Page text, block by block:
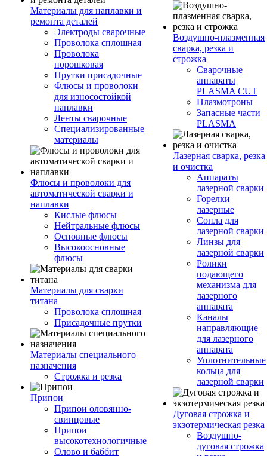
Материалы для наплавки и
ремонта деталей
Электроды сварочные
Проволока сплошная
Проволока
порошковая
Прутки присадочные
Флюсы и проволоки
для износостойкой
наплавки
Ленты сварочные
Специализированные
материалы
Флюсы и проволоки для
автоматической сварки и
наплавки
Кислые флюсы
Нейтральные флюсы
Основные флюсы
Высокоосновные
флюсы
Материалы для сварки
титана
Проволока сплошная
Присадочные прутки
Материалы специального
назначения
Строжка и резка
Припои
Припои оловянно-
свинцовые
Припои
высокотехнологичные
Олово и баббит
Воздушно-плазменная
сварка, резка и
строжка
Сварочные
аппараты
PLASMA CUT
Плазмотроны
Запасные части
PLASMA
Лазерная сварка, резка
и очистка
Аппараты
лазерной сварки
Горелки
лазерные
Сопла для
лазерной сварки
Линзы для
лазерной сварки
Ролики
подающего
механизма для
лазерного
аппарата
Каналы
направляющие
для лазерного
аппарата
Уплотнительные
кольца для
лазерной сварки
Дуговая строжка и
экзотермическая резка
Воздушно-
дуговая строжка